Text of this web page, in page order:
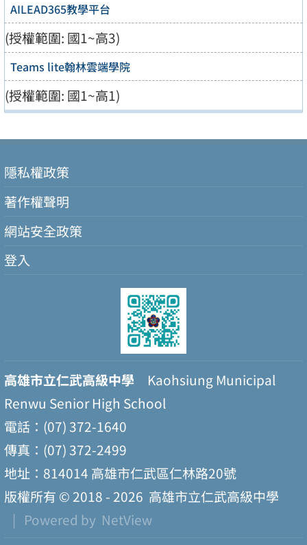
AILEAD365教學平台
(授權範圍: 國1~高3)
Teams lite翰林雲端學院
(授權範圍: 國1~高1)
隱私權政策
著作權聲明
網站安全政策
登入
高雄市立仁武高級中學 Kaohsiung Municipal
Renwu Senior High School
電話：(07) 372-1640
傳真：(07) 372-2499
地址：814014 高雄市仁武區仁林路20號
版權所有 © 2018 - 2026 高雄市立仁武高級中學
| Powered by NetView